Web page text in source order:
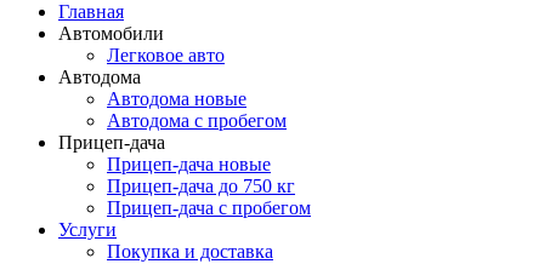
Главная
Автомобили
Легковое авто
Автодома
Автодома новые
Автодома с пробегом
Прицеп-дача
Прицеп-дача новые
Прицеп-дача до 750 кг
Прицеп-дача с пробегом
Услуги
Покупка и доставка